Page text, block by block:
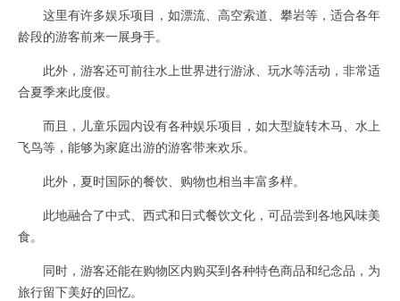
这里有许多娱乐项目，如漂流、高空索道、攀岩等，适合各年
龄段的游客前来一展身手。
此外，游客还可前往水上世界进行游泳、玩水等活动，非常适
合夏季来此度假。
而且，儿童乐园内设有各种娱乐项目，如大型旋转木马、水上
飞鸟等，能够为家庭出游的游客带来欢乐。
此外，夏时国际的餐饮、购物也相当丰富多样。
此地融合了中式、西式和日式餐饮文化，可品尝到各地风味美
食。
同时，游客还能在购物区内购买到各种特色商品和纪念品，为
旅行留下美好的回忆。